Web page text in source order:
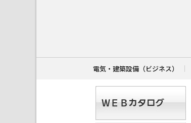
電気・建築設備（ビジネス）